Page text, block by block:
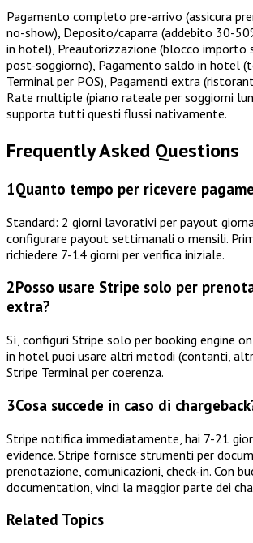
Pagamento completo pre-arrivo (assicura
no-show), Deposito/caparra (addebito 30-
in hotel), Preautorizzazione (blocco importo
post-soggiorno), Pagamento saldo in hotel
Terminal per POS), Pagamenti extra
Rate multiple (piano rateale per soggiorni
supporta tutti questi flussi nativamente.
Frequently Asked Questions
1Quanto tempo per ricevere
Standard: 2 giorni lavorativi per payout
configurare payout settimanali o mensili.
richiedere 7-14 giorni per verifica iniziale.
2Posso usare Stripe solo per
extra?
Sì, configuri Stripe solo per booking engine
in hotel puoi usare altri metodi (contanti,
Stripe Terminal per coerenza.
3Cosa succede in caso di
Stripe notifica immediatamente, hai 7-21
evidence. Stripe fornisce strumenti per
prenotazione, comunicazioni, check-in. Con
documentation, vinci la maggior parte dei
Related Topics